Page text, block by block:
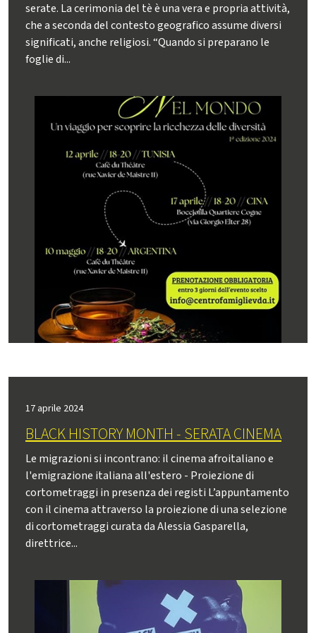
serate. La cerimonia del tè è una vera e propria attività,
che a seconda del contesto geografico assume diversi
significati, anche religiosi. “Quando si preparano le
foglie di...
17 aprile 2024
BLACK HISTORY MONTH - SERATA CINEMA
Le migrazioni si incontrano: il cinema afroitaliano e
l'emigrazione italiana all'estero - Proiezione di
cortometraggi in presenza dei registi L’appuntamento
con il cinema attraverso la proiezione di una selezione
di cortometraggi curata da Alessia Gasparella,
direttrice...